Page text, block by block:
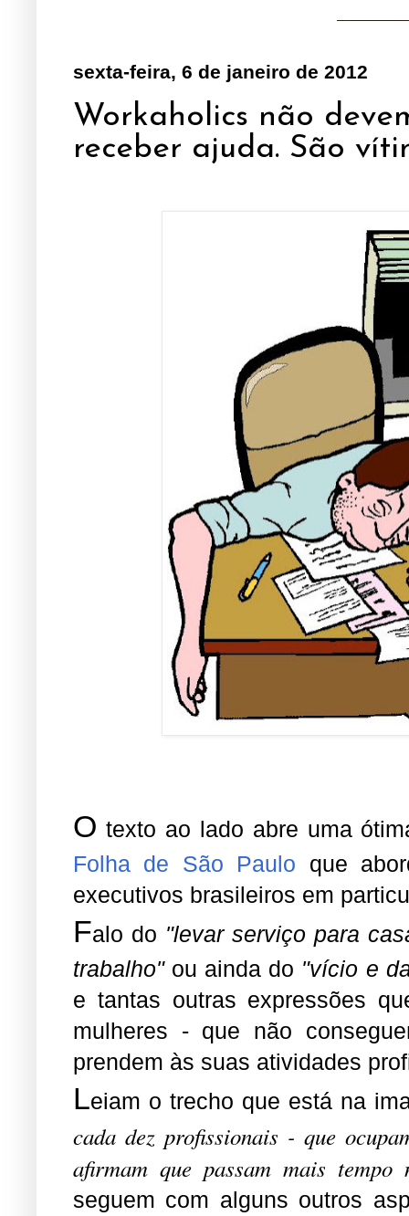
sexta-feira, 6 de janeiro de 2012
Workaholics não
receber ajuda. São
O texto ao lado abre uma
Folha de São Paulo que
executivos brasileiros em
Falo do "levar serviço para
trabalho" ou ainda do "vício e
e tantas outras expressões
mulheres - que não
prendem às suas atividades
Leiam o trecho que está na
cada dez profissionais - que
afirmam que passam mais
seguem com alguns outros